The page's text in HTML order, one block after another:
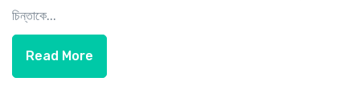
চিন্তাকে...
Read More